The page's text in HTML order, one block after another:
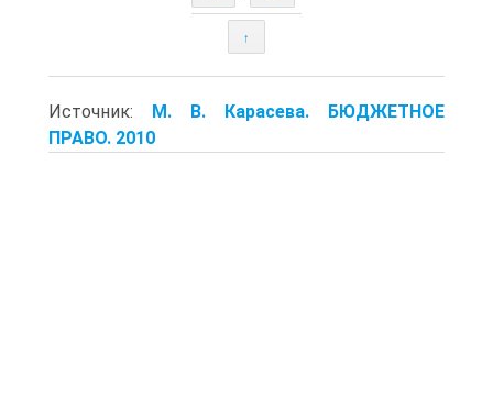
↑
Источник: М. В. Карасева. БЮДЖЕТНОЕ
ПРАВО. 2010